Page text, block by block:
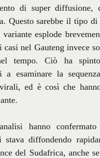
di super diffusione,
Questo sarebbe il tipo
variante esplode
nel Gauteng invece
tempo. Ciò ha
a esaminare la
ed è così che
hanno
stava diffondendo
del Sudafrica, anche